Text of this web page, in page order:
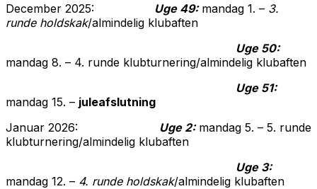
December 2025: Uge 49:mandag 1. – 3.
runde holdskak/almindelig klubaften
Uge 50:
mandag 8. – 4. runde klubturnering/almindelig klubaften
Uge 51:
mandag 15. – juleafslutning
Januar 2026: Uge 2:mandag 5. – 5. runde
klubturnering/almindelig klubaften
Uge 3:
mandag 12. – 4. runde holdskak/almindelig klubaften